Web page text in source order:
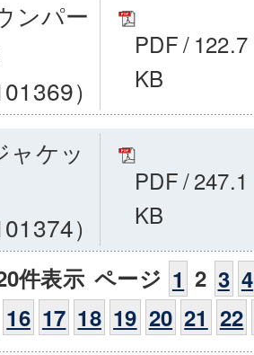
ンパー
）
PDF/ 122.7
KB
ャケッ
）
PDF/247.1
KB
件表示 ページ 1 2 3 4
16 17 18 19 20 21 22